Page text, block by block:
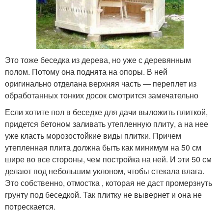
Это тоже беседка из дерева, но уже с деревянным
полом. Потому она поднята на опоры. В ней
оригинально отделана верхняя часть — переплет из
обработанных тонких досок смотрится замечательно
Если хотите пол в беседке для дачи выложить плиткой,
придется бетоном заливать утепленную плиту, а на нее
уже класть морозостойкие виды плитки. Причем
утепленная плита должна быть как минимум на 50 см
шире во все стороны, чем постройка на ней. И эти 50 см
делают под небольшим уклоном, чтобы стекала влага.
Это собственно, отмостка , которая не даст промерзнуть
грунту под беседкой. Так плитку не вывернет и она не
потрескается.